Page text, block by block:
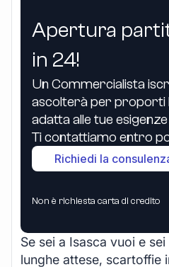
Apertura
in 24!
Un Commercialista
ascolterà per proporti
adatta alle tue esigenze
Ti contattiamo entro
Richiedi la
Non è richiesta carta di credito
Se sei a Isasca vuoi e
lunghe attese, scartoffie